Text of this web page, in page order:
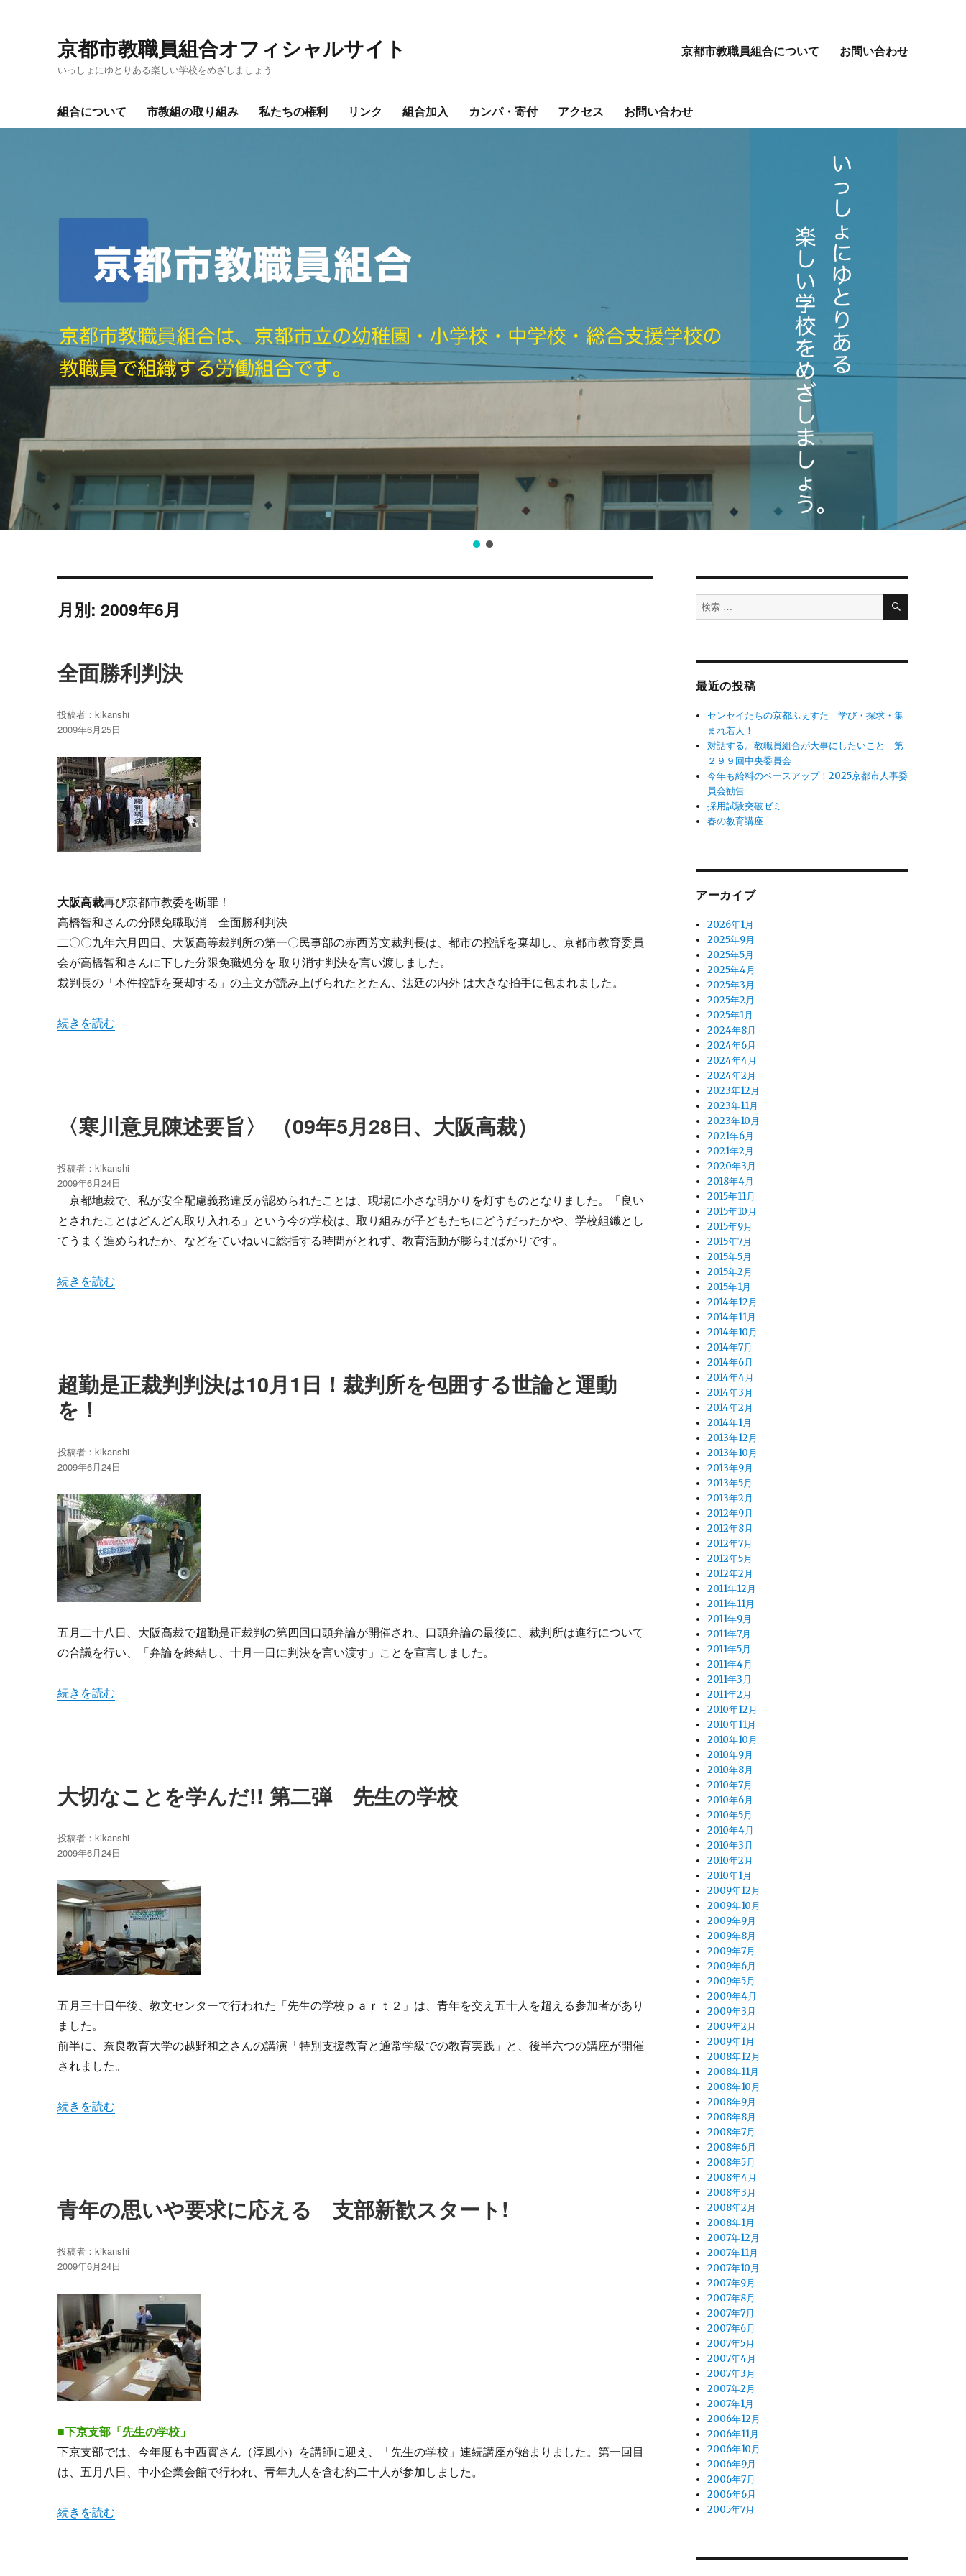
京都市教職員組合オフィシャルサイト
いっしょにゆとりある楽しい学校をめざしましょう
京都市教職員組合について お問い合わせ
組合について 市教組の取り組み 私たちの権利 リンク 組合加入 カンパ・寄付 アクセス お問い合わせ
月別: 2009年6月
全面勝利判決
投稿者：kikanshi
投
日:
2009年6月25日
大阪高裁再び京都市教委を断罪！
高橋智和さんの分限免職取消 全面勝利判決
二〇〇九年六月四日、大阪高等裁判所の第一〇民事部の赤西芳文裁判長は、都市の控訴を棄却し、京都市教育委員
会が高橋智和さんに下した分限免職処分を 取り消す判決を言い渡しました。
裁判長の「本件控訴を棄却する」の主文が読み上げられたとたん、法廷の内外 は大きな拍手に包まれました。
“全面勝利判決” の
続きを読む
〈寒川意見陳述要旨〉 （09年5月28日、大阪高裁）
投稿者：kikanshi
投
日:
2009年6月24日
京都地裁で、私が安全配慮義務違反が認められたことは、現場に小さな明かりを灯すものとなりました。「良い
とされたことはどんどん取り入れる」という今の学校は、取り組みが子どもたちにどうだったかや、学校組織とし
てうまく進められたか、などをていねいに総括する時間がとれず、教育活動が膨らむばかりです。
“〈寒川意見陳述要旨〉 （09年5月28日、大阪高裁）” の
続きを読む
超勤是正裁判判決は10月1日！裁判所を包囲する世論と運動
を！
投稿者：kikanshi
投
日:
2009年6月24日
五月二十八日、大阪高裁で超勤是正裁判の第四回口頭弁論が開催され、口頭弁論の最後に、裁判所は進行について
の合議を行い、「弁論を終結し、十月一日に判決を言い渡す」ことを宣言しました。
“超勤是正裁判判決は10月1日！裁判所を包囲する世論と運動を！” の
続きを読む
大切なことを学んだ!! 第二弾 先生の学校
投稿者：kikanshi
投
日:
2009年6月24日
五月三十日午後、教文センターで行われた「先生の学校ｐａｒｔ２」は、青年を交え五十人を超える参加者があり
ました。
前半に、奈良教育大学の越野和之さんの講演「特別支援教育と通常学級での教育実践」と、後半六つの講座が開催
されました。
“大切なことを学んだ!! 第二弾 先生の学校” の
続きを読む
青年の思いや要求に応える 支部新歓スタート!
投稿者：kikanshi
投
日:
2009年6月24日
■下京支部「先生の学校」
下京支部では、今年度も中西實さん（淳風小）を講師に迎え、「先生の学校」連続講座が始まりました。第一回目
は、五月八日、中小企業会館で行われ、青年九人を含む約二十人が参加しました。
“青年の思いや要求に応える 支部新歓スタート!” の
続きを読む
検
索
検
最近の投稿
センセイたちの京都ふぇすた 学び・探求・集
まれ若人！
対話する。教職員組合が大事にしたいこと 第
２９９回中央委員会
今年も給料のベースアップ！2025京都市人事委
員会勧告
採用試験突破ゼミ
春の教育講座
アーカイブ
2026年1月
2025年9月
2025年5月
2025年4月
2025年3月
2025年2月
2025年1月
2024年8月
2024年6月
2024年4月
2024年2月
2023年12月
2023年11月
2023年10月
2021年6月
2021年2月
2020年3月
2018年4月
2015年11月
2015年10月
2015年9月
2015年7月
2015年5月
2015年2月
2015年1月
2014年12月
2014年11月
2014年10月
2014年7月
2014年6月
2014年4月
2014年3月
2014年2月
2014年1月
2013年12月
2013年10月
2013年9月
2013年5月
2013年2月
2012年9月
2012年8月
2012年7月
2012年5月
2012年2月
2011年12月
2011年11月
2011年9月
2011年7月
2011年5月
2011年4月
2011年3月
2011年2月
2010年12月
2010年11月
2010年10月
2010年9月
2010年8月
2010年7月
2010年6月
2010年5月
2010年4月
2010年3月
2010年2月
2010年1月
2009年12月
2009年10月
2009年9月
2009年8月
2009年7月
2009年6月
2009年5月
2009年4月
2009年3月
2009年2月
2009年1月
2008年12月
2008年11月
2008年10月
2008年9月
2008年8月
2008年7月
2008年6月
2008年5月
2008年4月
2008年3月
2008年2月
2008年1月
2007年12月
2007年11月
2007年10月
2007年9月
2007年8月
2007年7月
2007年6月
2007年5月
2007年4月
2007年3月
2007年2月
2007年1月
2006年12月
2006年11月
2006年10月
2006年9月
2006年7月
2006年6月
2005年7月